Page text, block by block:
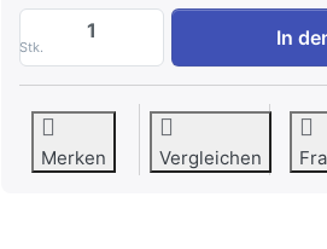
Stk.
WESCO
In
Merken Vergleichen